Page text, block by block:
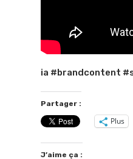
ia #brandcontent
Partager :
Plus
J’aime ça :